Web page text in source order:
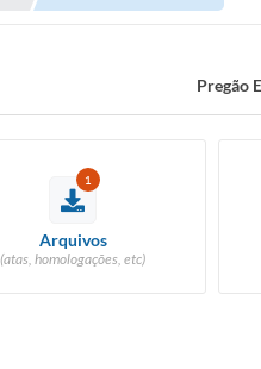
Pregão
1
Arquivos
(atas, homologações, etc)